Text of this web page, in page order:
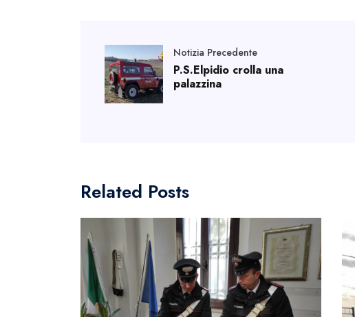
Notizia Precedente
P.S.Elpidio crolla una
palazzina
Related Posts